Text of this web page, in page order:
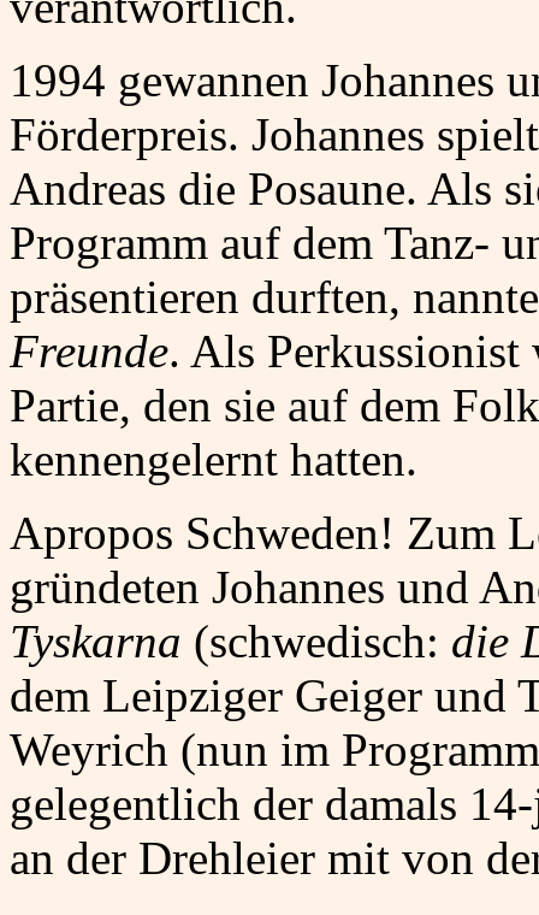
1994 gewannen Johannes
Förderpreis. Johannes
Andreas die Posaune. Als
Programm auf dem Tanz-
präsentieren durften,
Freunde. Als
Partie, den sie auf dem
kennengelernt hatten.
Apropos Schweden! Zum
gründeten Johannes und
Tyskarna (schwedisch: die
dem Leipziger Geiger und
Weyrich (nun im
gelegentlich der damals
an der Drehleier mit von